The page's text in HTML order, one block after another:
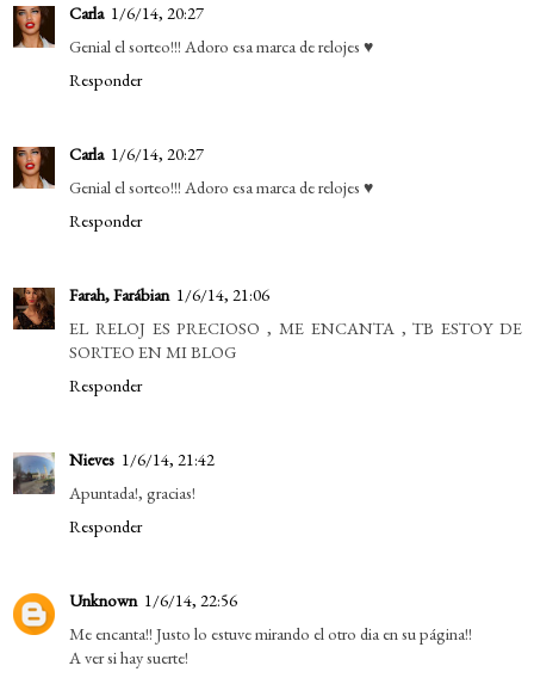
Carla 1/6/14, 20:27
Genial el sorteo!!! Adoro esa marca de relojes ♥
Responder
Carla 1/6/14, 20:27
Genial el sorteo!!! Adoro esa marca de relojes ♥
Responder
Farah, Farábian 1/6/14, 21:06
EL RELOJ ES PRECIOSO , ME ENCANTA , TB ESTOY DE
SORTEO EN MI BLOG
Responder
Nieves 1/6/14, 21:42
Apuntada!, gracias!
Responder
Unknown 1/6/14, 22:56
Me encanta!! Justo lo estuve mirando el otro dia en su página!!
A ver si hay suerte!